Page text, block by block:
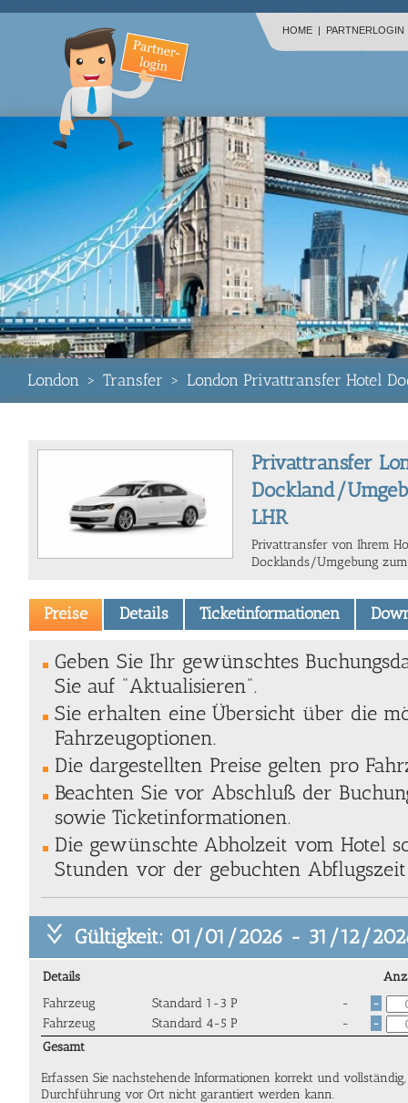
HOME | PARTNERLOGIN
London > Transfer > London Privattransfer Hotel
Privattransfer
Dockland/
LHR
Privattransfer von Ihrem
Docklands/Umgebung
Preise Details Ticketinformationen
Geben Sie Ihr gewünschtes
Sie auf "Aktualisieren".
Sie erhalten eine Übersicht über die
Fahrzeugoptionen.
Die dargestellten Preise gelten pro
Beachten Sie vor Abschluß der
sowie Ticketinformationen.
Die gewünschte Abholzeit vom Hotel
Stunden vor der gebuchten
Gültigkeit: 01/01/2026 - 31/12/
Details
Fahrzeug
Standard 1-3 P - -
Fahrzeug Standard 4-5 P - -
Gesamt
Erfassen Sie nachstehende Informationen korrekt und
Durchführung vor Ort nicht garantiert werden kann.